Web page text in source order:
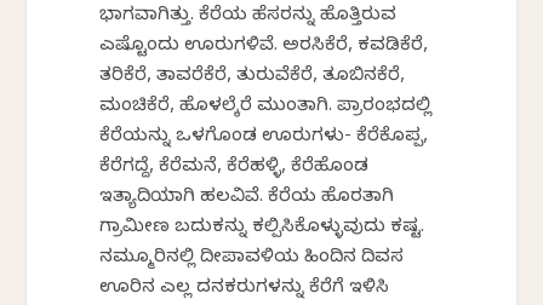
ಭಾಗವಾಗಿತ್ತು. ಕೆರೆಯ ಹೆಸರನ್ನು ಹೊತ್ತಿರುವ
ಎಷ್ಟೊಂದು ಊರುಗಳಿವೆ. ಅರಸಿಕೆರೆ, ಕವಡಿಕೆರೆ,
ತರಿಕೆರೆ, ತಾವರೆಕೆರೆ, ತುರುವೆಕೆರೆ, ತೂಬಿನಕೆರೆ,
ಮಂಚಿಕೆರೆ, ಹೊಳಲ್ಕೆರೆ ಮುಂತಾಗಿ. ಪ್ರಾರಂಭದಲ್ಲಿ
ಕೆರೆಯನ್ನು ಒಳಗೊಂಡ ಊರುಗಳು- ಕೆರೆಕೊಪ್ಪ,
ಕೆರೆಗದ್ದೆ, ಕೆರೆಮನೆ, ಕೆರೆಹಳ್ಳಿ, ಕೆರೆಹೊಂಡ
ಇತ್ಯಾದಿಯಾಗಿ ಹಲವಿವೆ. ಕೆರೆಯ ಹೊರತಾಗಿ
ಗ್ರಾಮೀಣ ಬದುಕನ್ನು ಕಲ್ಪಿಸಿಕೊಳ್ಳುವುದು ಕಷ್ಟ.
ನಮ್ಮೂರಿನಲ್ಲಿ ದೀಪಾವಳಿಯ ಹಿಂದಿನ ದಿವಸ
ಊರಿನ ಎಲ್ಲ ದನಕರುಗಳನ್ನು ಕೆರೆಗೆ ಇಳಿಸಿ